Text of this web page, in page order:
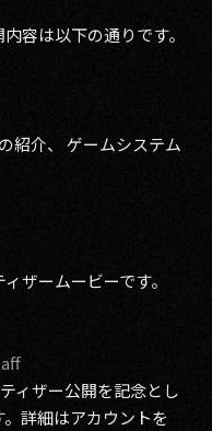
容は以下の通りです。
紹介、 ゲームシステム
ザームービーです。
ィザー公開を記念とし
詳細はアカウントを